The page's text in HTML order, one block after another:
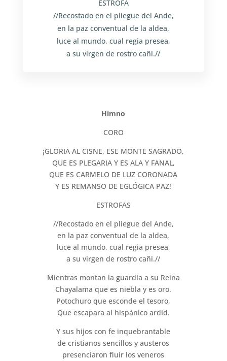
ESTROFA
//Recostado en el pliegue del Ande,
en la paz conventual de la aldea,
luce al mundo, cual regia presea,
a su virgen de rostro cañi.//
Himno
CORO
¡GLORIA AL CISNE, ESE MONTE SAGRADO,
QUE ES PLEGARIA Y ES ALA Y FANAL,
QUE ES CARMELO DE LUZ CORONADA
Y ES REMANSO DE EGLÓGICA PAZ!
ESTROFAS
//Recostado en el pliegue del Ande,
en la paz conventual de la aldea,
luce al mundo, cual regia presea,
a su virgen de rostro cañi.//
Mientras montan la guardia a su Reina
Chayalama que es niebla y es oro.
Potochuro que esconde el tesoro,
Que escapara al hispánico ardid.
Y sus hijos con fe inquebrantable
de cristianos sencillos y austeros
presenciaron fluir los veneros